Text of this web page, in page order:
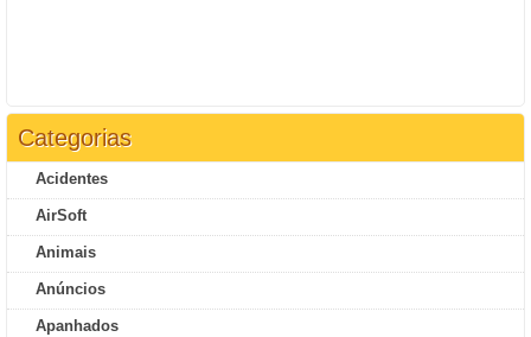
Categorias
Acidentes
AirSoft
Animais
Anúncios
Apanhados